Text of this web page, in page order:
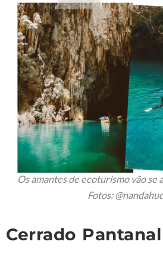
Os amantes de ecoturismo vão se
Fotos:
Cerrado Pantanal